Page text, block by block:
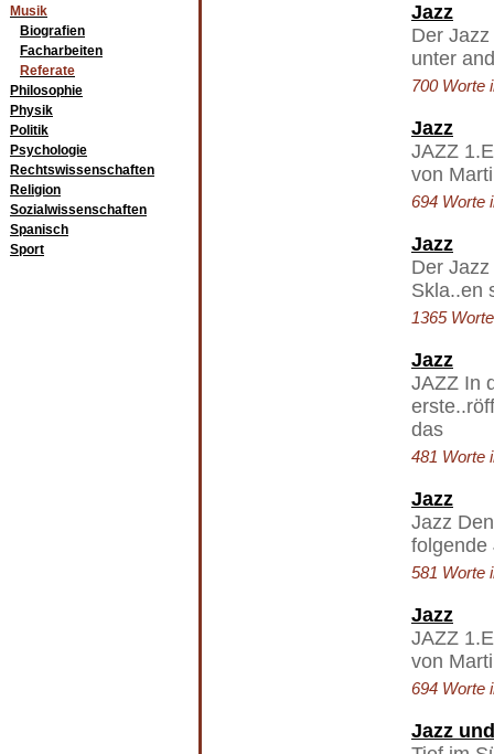
Musik
Biografien
Facharbeiten
Referate
Philosophie
Physik
Politik
Psychologie
Rechtswissenschaften
Religion
Sozialwissenschaften
Spanisch
Sport
Jazz
Der
unter
700 Worte
Jazz
JAZZ
von
694 Worte
Jazz
Der
Skla..en
1365
Jazz
JAZZ In
das
481 Worte
Jazz
Jazz
folgende
581 Worte
Jazz
JAZZ
von
694 Worte
Jazz